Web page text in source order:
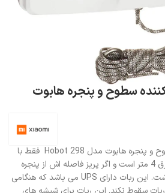
سطوح و پنجره هابوت
ربات هوشمند تمیز کننده سطوح و پنجره هابوت مدل Hobot 298 فقط با
سیم برق کار می کند. سیم برق 4 متر است و اگر پریز فاصله اش از پنجره
دور باشد مشکلی نخواهد داشت. این ربات دارای UPS می باشد که هنگامی